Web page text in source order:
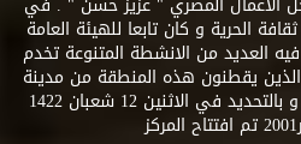
ثقافة الحرية و كان تابعا للهيئة العامة
العديد من الانشطة المتنوعة تخدم
يقطنون هذه المنطقة من مدينة
الاسكندرية . و في عام 2001 و بالتحديد في الاثنين 12 شعبان 1422